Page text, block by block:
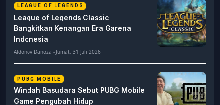
LEAGUE OF LEGENDS
League of Legends Classic
Bangkitkan Kenangan Era Garena
Indonesia
Aldonov Danoza - Jumat, 31 Juli 2026
PUBG MOBILE
Windah Basudara Sebut PUBG Mobile
Game Pengubah Hidup